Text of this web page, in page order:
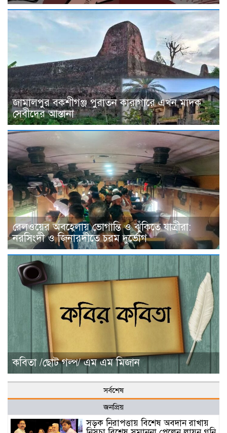
জামালপুর বকশীগঞ্জ পুরাতন কারাগারে এখন মাদক
সেবীদের আস্তানা
রেলওয়ের অবহেলায় ভোগান্তি ও ঝুঁকিতে যাত্রীরা:
নরসিংদী ও জিনারদীতে চরম দুর্ভোগ
কবিতা /ছোট গল্প/ এম এম মিজান
সর্বশেষ
জনপ্রিয়
সড়ক নিরাপত্তায় বিশেষ অবদান রাখায়